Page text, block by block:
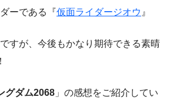
ーである『仮面ライダージオウ 』
すが、今後もかなり期待できる素晴
グダム2068 」の感想をご紹介してい